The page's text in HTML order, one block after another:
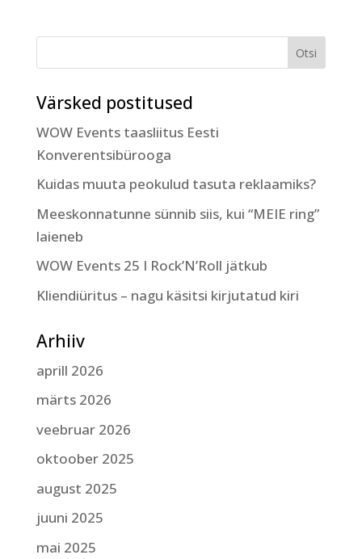
Värsked postitused
WOW Events taasliitus Eesti
Konverentsibürooga
Kuidas muuta peokulud tasuta reklaamiks?
Meeskonnatunne sünnib siis, kui “MEIE ring”
laieneb
WOW Events 25 I Rock’N’Roll jätkub
Kliendiüritus – nagu käsitsi kirjutatud kiri
Arhiiv
aprill 2026
märts 2026
veebruar 2026
oktoober 2025
august 2025
juuni 2025
mai 2025